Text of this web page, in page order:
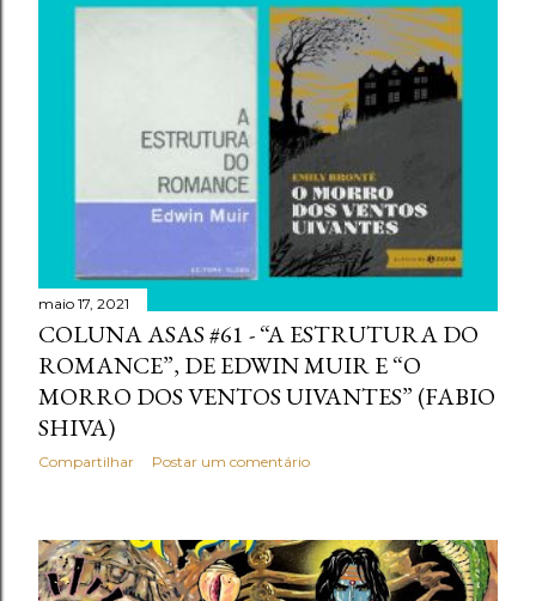
maio 17, 2021
COLUNA ASAS #61 - “A ESTRUTURA DO
ROMANCE”, DE EDWIN MUIR E “O
MORRO DOS VENTOS UIVANTES” (FABIO
SHIVA)
Compartilhar Postar um comentário